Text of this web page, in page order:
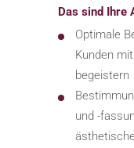
Das sind Ihre
Optimale
Kunden
begeistern
und -